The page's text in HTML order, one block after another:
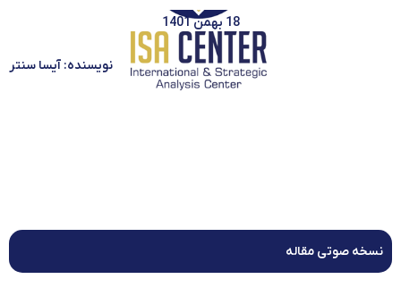
18 بهمن 1401
نویسنده: آیسا سنتر
نسخه صوتی مقاله